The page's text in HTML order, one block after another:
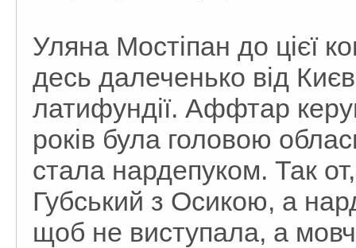
Уляна Мостіпан до цієї
десь далеченько від
латифундії. Аффтар
років була головою
стала нардепуком. Так от,
Губський з Осикою, а
щоб не виступала, а